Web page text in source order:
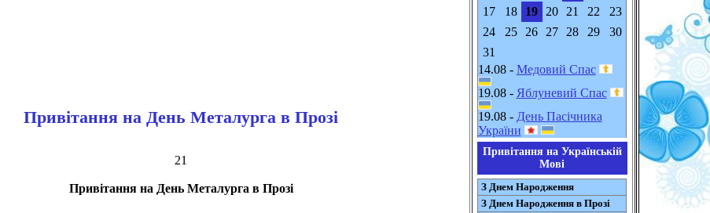
Привітання на День Металурга в Прозі
21
Привітання на День Металурга в Прозі
17
18 19 20 21 22
23
24
25 26 27 28 29
30
31
14.08 - Медовий Спас
19.08 - Яблуневий Спас
19.08 - День Пасічника
України
Привітання на Українській
Мові
З Днем Народження
З Днем Народження в Прозі